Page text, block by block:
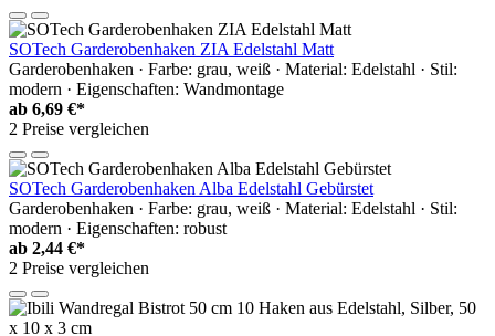
SOTech Garderobenhaken ZIA Edelstahl Matt
Garderobenhaken · Farbe: grau, weiß · Material: Edelstahl · Stil:
modern · Eigenschaften: Wandmontage
ab 6,69 €*
2 Preise vergleichen
SOTech Garderobenhaken Alba Edelstahl Gebürstet
Garderobenhaken · Farbe: grau, weiß · Material: Edelstahl · Stil:
modern · Eigenschaften: robust
ab 2,44 €*
2 Preise vergleichen